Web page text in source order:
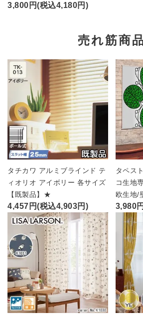
3,800円(税込4,180円)
売れ筋商
タチカワ アルミブラインド テ
ィオリオ アイボリー 各サイズ
【既製品】★
4,457円(税込4,903円)
タペス
コ生地
欧生地/
3,980